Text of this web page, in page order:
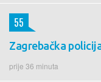
Zagrebačka
prije 36 minuta
55